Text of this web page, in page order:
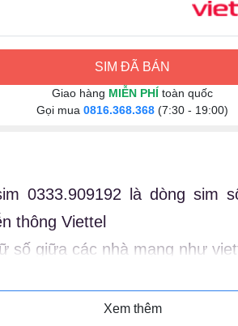
SIM ĐÃ BÁN
Giao hàng MIỄN PHÍ toàn quốc
Gọi mua 0816.368.368 (7:30 - 19:00)
0333.909192 là dòng sim
thông Viettel
số giữa các nhà mạng như
Xem thêm